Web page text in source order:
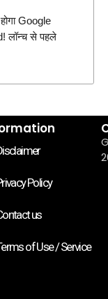
Google
लॉन्च से पहले
Policy
us
of Use / Service